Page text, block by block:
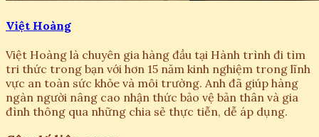
Việt Hoàng
Việt Hoàng là chuyên gia hàng đầu tại Hành trình đi tìm
tri thức trong bạn với hơn 15 năm kinh nghiệm trong lĩnh
vực an toàn sức khỏe và môi trường. Anh đã giúp hàng
ngàn người nâng cao nhận thức bảo vệ bản thân và gia
đình thông qua những chia sẻ thực tiễn, dễ áp dụng.